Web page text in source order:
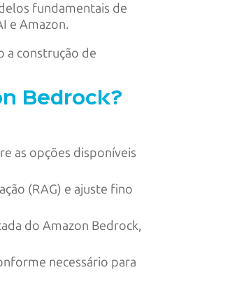
fundamentais de
e Amazon.
a construção de
Bedrock?
as opções disponíveis
(RAG) e ajuste fino
do Amazon Bedrock,
necessário para